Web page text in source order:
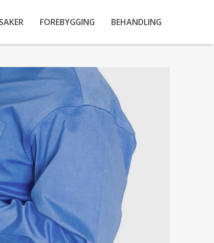
FOREBYGGING BEHANDLING